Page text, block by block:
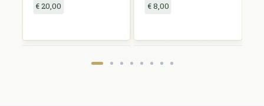
€ 20,00 € 8,00